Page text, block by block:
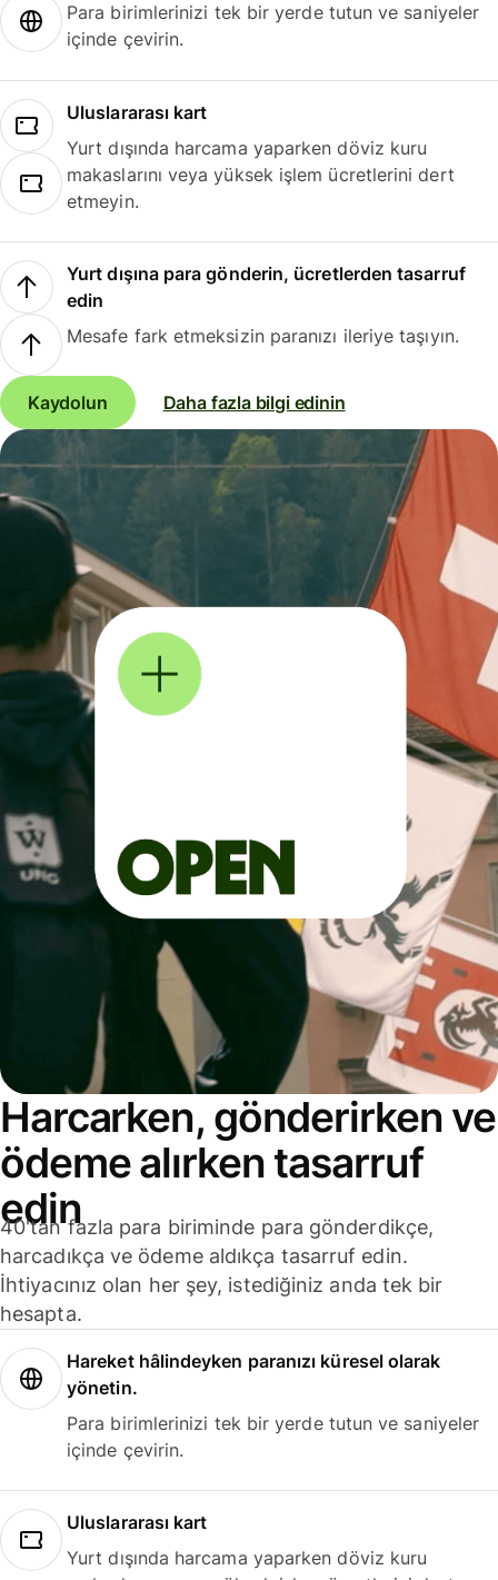
Para birimlerinizi tek bir yerde tutun ve saniyeler
içinde çevirin.
Uluslararası kart
Yurt dışında harcama yaparken döviz kuru
makaslarını veya yüksek işlem ücretlerini dert
etmeyin.
Yurt dışına para gönderin, ücretlerden tasarruf
edin
Mesafe fark etmeksizin paranızı ileriye taşıyın.
Kaydolun Daha fazla bilgi edinin
Harcarken, gönderirken ve
ödeme alırken tasarruf
edin
40'tan fazla para biriminde para gönderdikçe,
harcadıkça ve ödeme aldıkça tasarruf edin.
İhtiyacınız olan her şey, istediğiniz anda tek bir
hesapta.
Hareket hâlindeyken paranızı küresel olarak
yönetin.
Para birimlerinizi tek bir yerde tutun ve saniyeler
içinde çevirin.
Uluslararası kart
Yurt dışında harcama yaparken döviz kuru